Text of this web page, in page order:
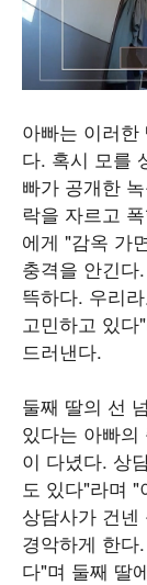
아빠는 이러
다. 혹시 모를
빠가 공개한
락을 자르고
에게 "감옥 가
충격을 안긴
뜩하다. 우리
고민하고 있
드러낸다.
둘째 딸의 선
있다는 아빠
이 다녔다. 상
도 있다"라며
상담사가 건
경악하게 한
다"며 둘째 딸